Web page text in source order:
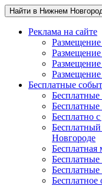
Найти в Нижнем
Реклама на сайте
Размещение
Бесплатные
Бесплатно
Новгороде